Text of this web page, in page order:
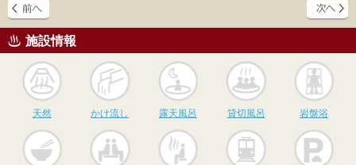
施設情報
天然
かけ流し
かけ流し
露天風呂
露天風呂
貸切風呂
貸切風呂 岩盤浴
サウナ